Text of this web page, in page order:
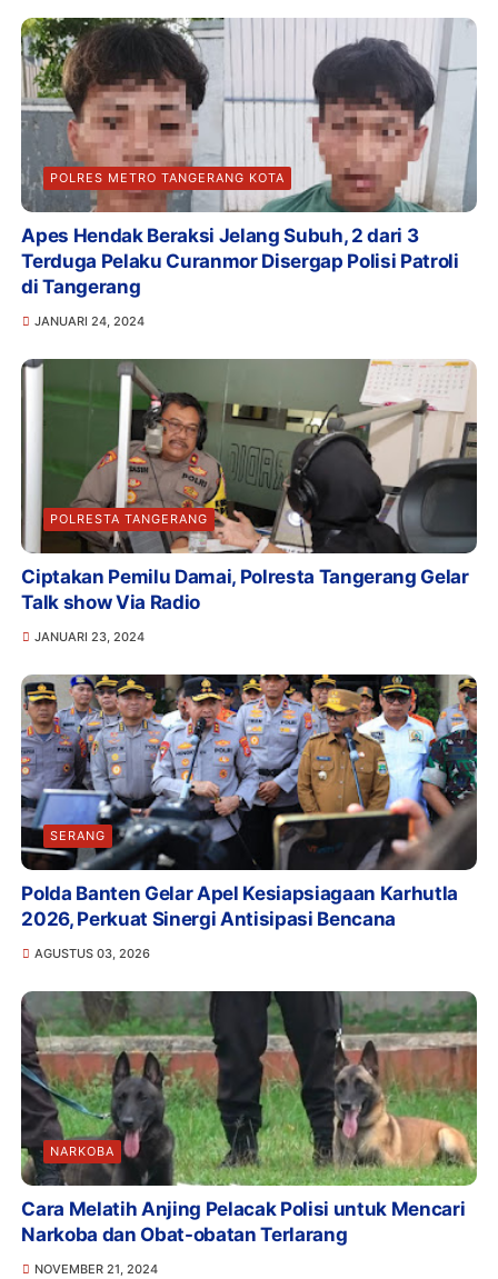
POLRES METRO TANGERANG KOTA
Apes Hendak Beraksi Jelang Subuh, 2 dari 3
Terduga Pelaku Curanmor Disergap Polisi Patroli
di Tangerang
JANUARI 24, 2024
POLRESTA TANGERANG
Ciptakan Pemilu Damai, Polresta Tangerang Gelar
Talk show Via Radio
JANUARI 23, 2024
SERANG
Polda Banten Gelar Apel Kesiapsiagaan Karhutla
2026, Perkuat Sinergi Antisipasi Bencana
AGUSTUS 03, 2026
NARKOBA
Cara Melatih Anjing Pelacak Polisi untuk Mencari
Narkoba dan Obat-obatan Terlarang
NOVEMBER 21, 2024